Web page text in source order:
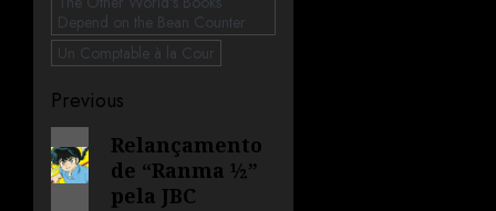
Depend on the Bean Counter
Un Comptable à la Cour
Previous
Relançamento
de “Ranma ½”
pela JBC